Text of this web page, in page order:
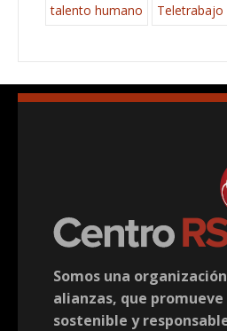
talento humano Teletrabajo
Somos una
alianzas, que
sostenible y